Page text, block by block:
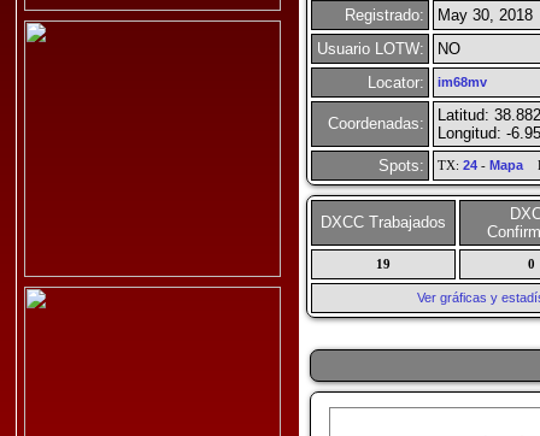
Registrado:
May 30, 2018
Usuario LOTW:
NO
Locator:
im68mv
Coordenadas:
Latitud:
Longitud: -
Spots:
TX: 24- Mapa
DXCC Trabajados
19 0
Ver gráficas y